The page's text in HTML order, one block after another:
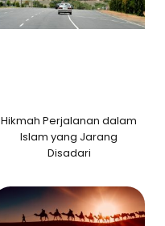
Hikmah Perjalanan dalam
Islam yang Jarang
Disadari